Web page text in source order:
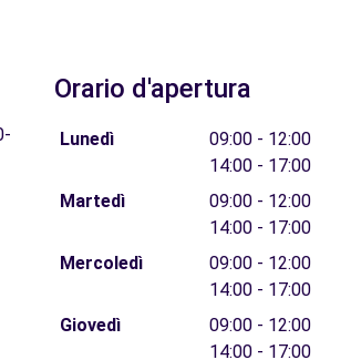
Orario d'apertura
Lunedì
09:00 - 12:00
14:00 - 17:00
Martedì
09:00 - 12:00
14:00 - 17:00
Mercoledì
09:00 - 12:00
14:00 - 17:00
Giovedì
09:00 - 12:00
14:00 - 17:00